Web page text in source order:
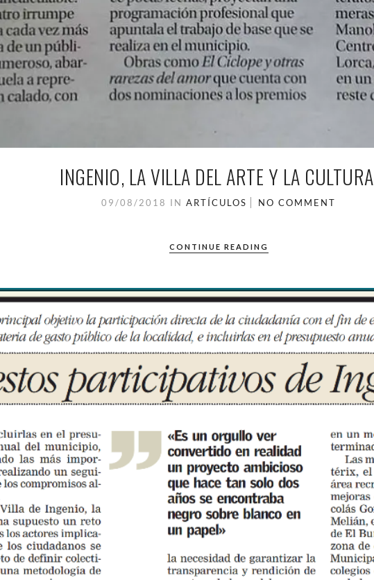
INGENIO, LA VILLA DEL ARTE Y LA
09/08/2018 IN ARTÍCULOS NO COMMENT
CONTINUE READING